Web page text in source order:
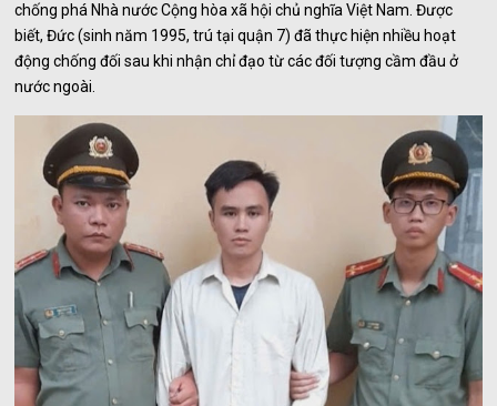
chống phá Nhà nước Cộng hòa xã hội chủ nghĩa Việt Nam. Được
biết, Đức (sinh năm 1995, trú tại quận 7) đã thực hiện nhiều hoạt
động chống đối sau khi nhận chỉ đạo từ các đối tượng cầm đầu ở
nước ngoài.